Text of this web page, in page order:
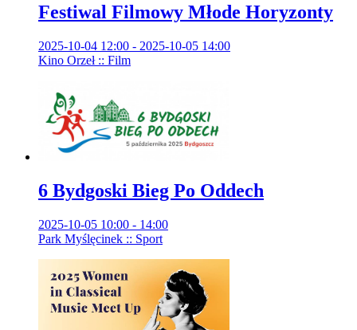
Festiwal Filmowy Młode Horyzonty
2025-10-04 12:00 - 2025-10-05 14:00
Kino Orzeł :: Film
6 Bydgoski Bieg Po Oddech
2025-10-05 10:00 - 14:00
Park Myślęcinek :: Sport